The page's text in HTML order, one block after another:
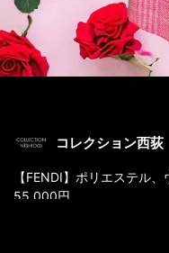
コレクション西荻
【FENDI】ポリエステル
55,000円
【TIFFANY & Co.】